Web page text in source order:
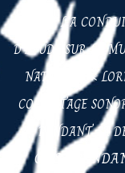
CELA L’A
D’ÉTUDE SUR LA
NATALE LE «
COLLECTAGE
PENDANT SA
C’EST